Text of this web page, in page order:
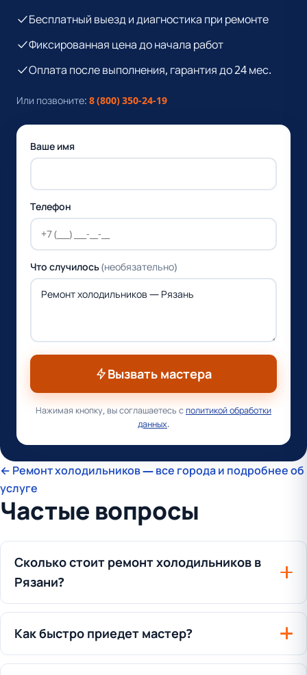
Бесплатный выезд и диагностика при ремонте
Фиксированная цена до начала работ
Оплата после выполнения, гарантия до 24 мес.
Или позвоните: 8 (800) 350-24-19
Ваше имя
Телефон
Что случилось(необязательно)
Вызвать мастера
Нажимая кнопку, вы соглашаетесь сполитикой обработки
данных.
← Ремонт холодильников — все города и подробнее об
услуге
Частые вопросы
Сколько стоит ремонт холодильников в
Рязани?
Как быстро приедет мастер?